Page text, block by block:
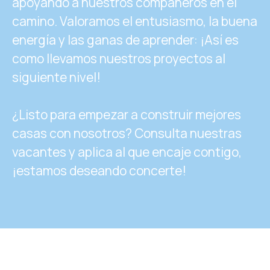
camino. Valoramos el entusiasmo, la buena
energía y las ganas de aprender: ¡Así es
como llevamos nuestros proyectos al
siguiente nivel!
¿Listo para empezar a construir mejores
casas con nosotros? Consulta nuestras
vacantes y aplica al que encaje contigo,
¡estamos deseando concerte!